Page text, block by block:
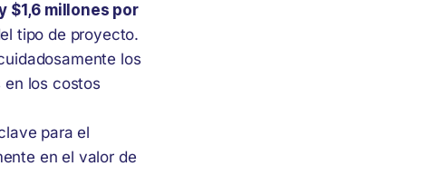
$1,6 millones por
tipo de proyecto.
los
en los costos
para el
en el valor de